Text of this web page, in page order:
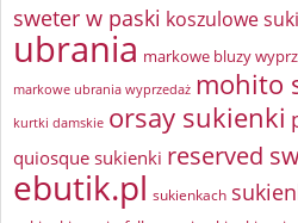
sweter w paski koszulowe
ubrania markowe bluzy
markowe ubrania wyprzedaż mohito
kurtki damskie orsay sukienki
quiosque sukienki reserved
ebutik.pl sukienkach